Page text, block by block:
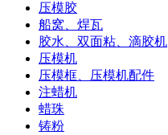
压模胶
船窝、焊瓦
胶水、双面粘、滴胶机
压模机
压模框、压模机配件
注蜡机
蜡珠
铸粉